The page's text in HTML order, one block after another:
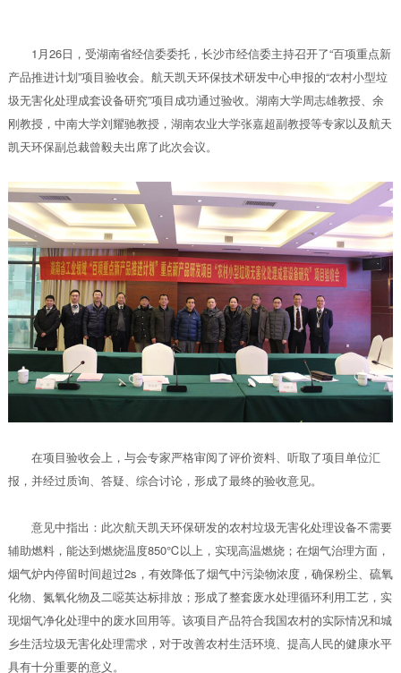
1月26日，受湖南省经信委委托，长沙市经信委主持召开了“百项重点新
产品推进计划”项目验收会。航天凯天环保技术研发中心申报的“农村小型垃
圾无害化处理成套设备研究”项目成功通过验收。湖南大学周志雄教授、余
刚教授，中南大学刘耀驰教授，湖南农业大学张嘉超副教授等专家以及航天
凯天环保副总裁曾毅夫出席了此次会议。
在项目验收会上，与会专家严格审阅了评价资料、听取了项目单位汇
报，并经过质询、答疑、综合讨论，形成了最终的验收意见。
意见中指出：此次航天凯天环保研发的农村垃圾无害化处理设备不需要
辅助燃料，能达到燃烧温度850℃以上，实现高温燃烧；在烟气治理方面，
烟气炉内停留时间超过2s，有效降低了烟气中污染物浓度，确保粉尘、硫氧
化物、氮氧化物及二噁英达标排放；形成了整套废水处理循环利用工艺，实
现烟气净化处理中的废水回用等。该项目产品符合我国农村的实际情况和城
乡生活垃圾无害化处理需求，对于改善农村生活环境、提高人民的健康水平
具有十分重要的意义。